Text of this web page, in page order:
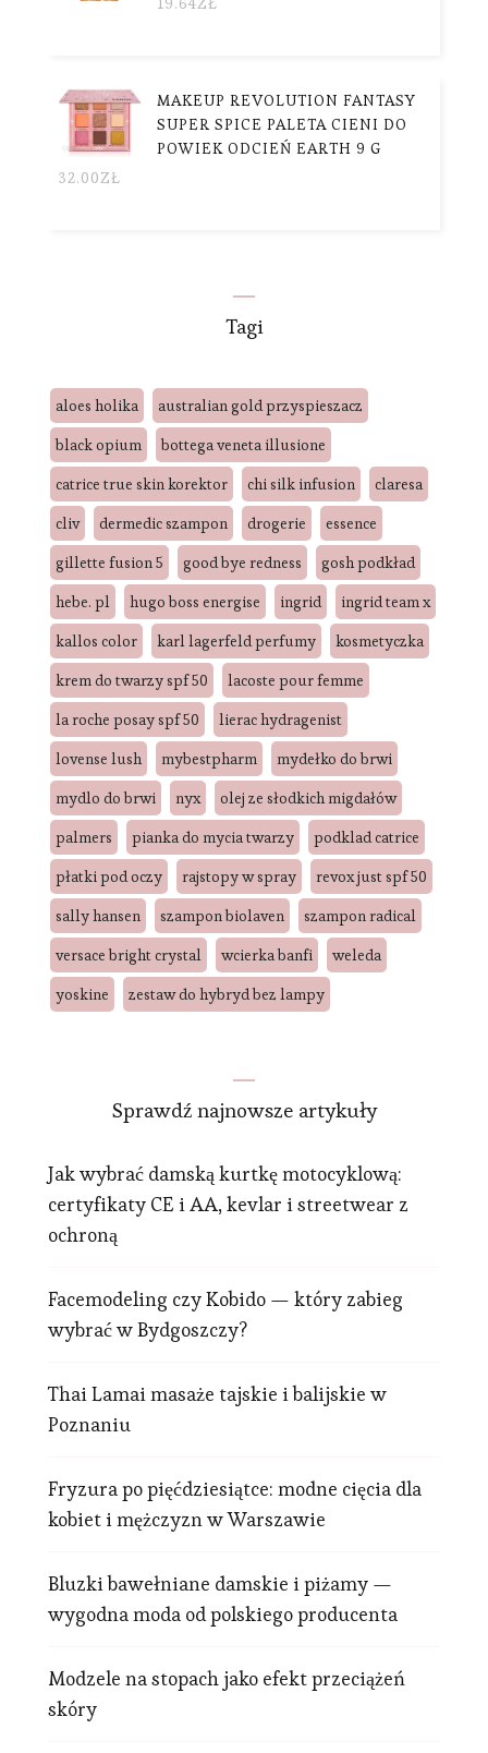
MAKEUP REVOLUTION FANTASY
SUPER SPICE PALETA CIENI DO
POWIEK ODCIEŃ EARTH 9 G
32.00ZŁ
Tagi
aloes holika
australian gold przyspieszacz
black opium
bottega veneta illusione
catrice true skin korektor
chi silk infusion
claresa
cliv
dermedic szampon drogerie
essence
gillette fusion 5
good bye redness
gosh podkład
hebe. pl
hugo boss energise ingrid
ingrid team x
kallos color
karl lagerfeld perfumy
kosmetyczka
krem do twarzy spf 50
lacoste pour femme
la roche posay spf 50
lierac hydragenist
lovense lush
mybestpharm
mydełko do brwi
mydlo do brwi
nyx
olej ze słodkich migdałów
palmers
pianka do mycia twarzy
podklad catrice
płatki pod oczy
rajstopy w spray
revox just spf 50
sally hansen
szampon biolaven
szampon radical
versace bright crystal
wcierka banfi
weleda
yoskine
zestaw do hybryd bez lampy
Sprawdź najnowsze artykuły
Jak wybrać damską kurtkę motocyklową:
certyfikaty CE i AA, kevlar i streetwear z
ochroną
Facemodeling czy Kobido — który zabieg
wybrać w Bydgoszczy?
Thai Lamai masaże tajskie i balijskie w
Poznaniu
Fryzura po pięćdziesiątce: modne cięcia dla
kobiet i mężczyzn w Warszawie
Bluzki bawełniane damskie i piżamy —
wygodna moda od polskiego producenta
Modzele na stopach jako efekt przeciążeń
skóry